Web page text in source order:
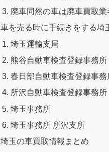
廃車同然の車は廃車買取業
車を売る時に手続きをする埼
埼玉運輸支局
熊谷自動車検査登録事務所
春日部自動車検査登録事務
所沢自動車検査登録事務所
埼玉事務所
埼玉事務所 所沢支所
埼玉の車買取情報まとめ